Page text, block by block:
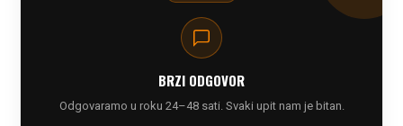
BRZI ODGOVOR
Odgovaramo u roku 24–48 sati. Svaki upit nam je bitan.